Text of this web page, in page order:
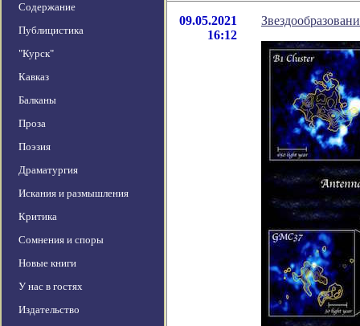
Содержание
Публицистика
"Курск"
Кавказ
Балканы
Проза
Поэзия
Драматургия
Искания и размышления
Критика
Сомнения и споры
Новые книги
У нас в гостях
Издательство
09.05.2021
16:12